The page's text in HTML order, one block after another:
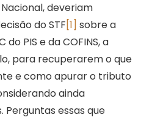
deveriam
do STF[1] sobre a
do PIS e da COFINS, a
para recuperarem o que
e como apurar o tributo
ainda
Perguntas essas que